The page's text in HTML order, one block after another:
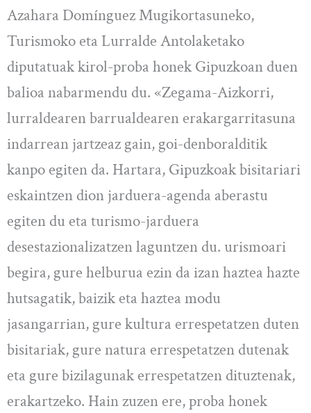
Azahara Domínguez Mugikortasuneko,
Turismoko eta Lurralde Antolaketako
diputatuak kirol-proba honek Gipuzkoan duen
balioa nabarmendu du. «Zegama-Aizkorri,
lurraldearen barrualdearen erakargarritasuna
indarrean jartzeaz gain, goi-denboralditik
kanpo egiten da. Hartara, Gipuzkoak bisitariari
eskaintzen dion jarduera-agenda aberastu
egiten du eta turismo-jarduera
desestazionalizatzen laguntzen du. urismoari
begira, gure helburua ezin da izan haztea hazte
hutsagatik, baizik eta haztea modu
jasangarrian, gure kultura errespetatzen duten
bisitariak, gure natura errespetatzen dutenak
eta gure bizilagunak errespetatzen dituztenak,
erakartzeko. Hain zuzen ere, proba honek